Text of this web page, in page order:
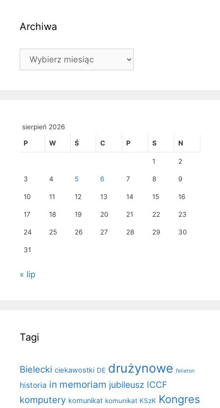
Archiwa
Archiwa
sierpień 2026
P W Ś C P S N
1 2
3 4 5 6 7 8 9
10 11 12 13 14 15 16
17 18 19 20 21 22 23
24 25 26 27 28 29 30
31
« lip
Tagi
Bielecki ciekawostki DE drużynowe felieton
historia in memoriam jubileusz ICCF
komputery komunikat komunikat KSzK Kongres